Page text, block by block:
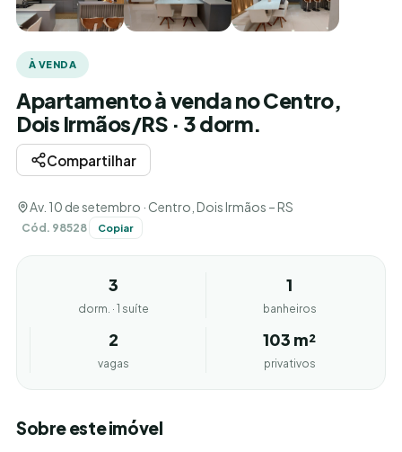
À VENDA
Apartamento à venda no Centro,
Dois Irmãos/RS · 3 dorm.
Compartilhar
Av. 10 de setembro · Centro, Dois Irmãos – RS
Cód. 98528 Copiar
3
dorm. · 1 suíte
1
banheiros
2
vagas
103 m²
privativos
Sobre este imóvel